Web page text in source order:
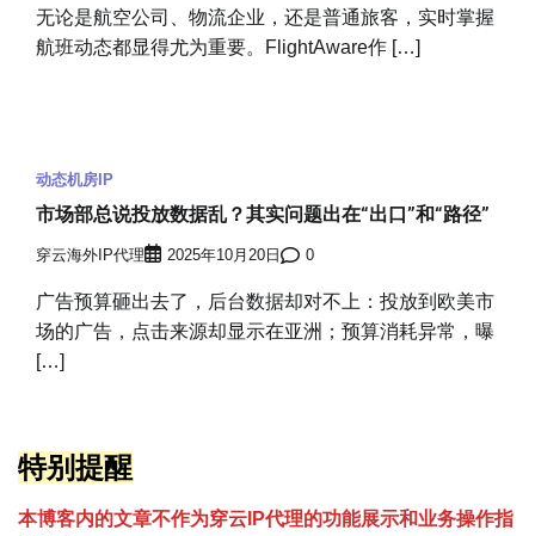
无论是航空公司、物流企业，还是普通旅客，实时掌握
航班动态都显得尤为重要。FlightAware作 […]
动态机房IP
市场部总说投放数据乱？其实问题出在“出口”和“路径”
穿云海外IP代理 2025年10月20日 0
广告预算砸出去了，后台数据却对不上：投放到欧美市
场的广告，点击来源却显示在亚洲；预算消耗异常，曝
[…]
特别提醒
本博客内的文章不作为穿云 P代理的功能展示和业务操作指